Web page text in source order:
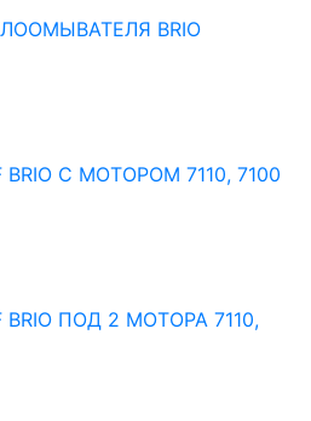
BRIO
С МОТОРОМ 7110, 7100
ПОД 2 МОТОРА 7110,